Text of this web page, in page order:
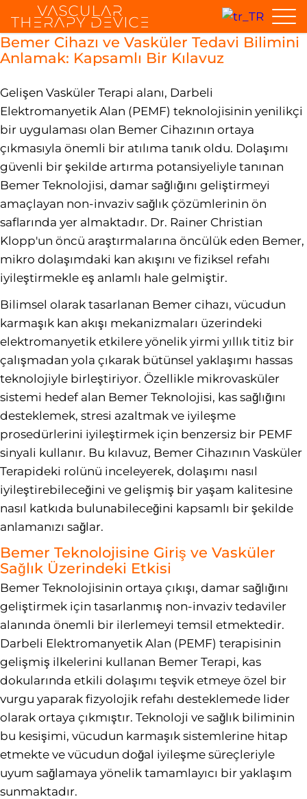
Bemer Cihazı ve Vasküler Tedavi Bilimini
Anlamak: Kapsamlı Bir Kılavuz
Gelişen Vasküler Terapi alanı, Darbeli
Elektromanyetik Alan (PEMF) teknolojisinin yenilikçi
bir uygulaması olan Bemer Cihazının ortaya
çıkmasıyla önemli bir atılıma tanık oldu. Dolaşımı
güvenli bir şekilde artırma potansiyeliyle tanınan
Bemer Teknolojisi, damar sağlığını geliştirmeyi
amaçlayan non-invaziv sağlık çözümlerinin ön
saflarında yer almaktadır. Dr. Rainer Christian
Klopp'un öncü araştırmalarına öncülük eden Bemer,
mikro dolaşımdaki kan akışını ve fiziksel refahı
iyileştirmekle eş anlamlı hale gelmiştir.
Bilimsel olarak tasarlanan Bemer cihazı, vücudun
karmaşık kan akışı mekanizmaları üzerindeki
elektromanyetik etkilere yönelik yirmi yıllık titiz bir
çalışmadan yola çıkarak bütünsel yaklaşımı hassas
teknolojiyle birleştiriyor. Özellikle mikrovasküler
sistemi hedef alan Bemer Teknolojisi, kas sağlığını
desteklemek, stresi azaltmak ve iyileşme
prosedürlerini iyileştirmek için benzersiz bir PEMF
sinyali kullanır. Bu kılavuz, Bemer Cihazının Vasküler
Terapideki rolünü inceleyerek, dolaşımı nasıl
iyileştirebileceğini ve gelişmiş bir yaşam kalitesine
nasıl katkıda bulunabileceğini kapsamlı bir şekilde
anlamanızı sağlar.
Bemer Teknolojisine Giriş ve Vasküler
Sağlık Üzerindeki Etkisi
Bemer Teknolojisinin ortaya çıkışı, damar sağlığını
geliştirmek için tasarlanmış non-invaziv tedaviler
alanında önemli bir ilerlemeyi temsil etmektedir.
Darbeli Elektromanyetik Alan (PEMF) terapisinin
gelişmiş ilkelerini kullanan Bemer Terapi, kas
dokularında etkili dolaşımı teşvik etmeye özel bir
vurgu yaparak fizyolojik refahı desteklemede lider
olarak ortaya çıkmıştır. Teknoloji ve sağlık biliminin
bu kesişimi, vücudun karmaşık sistemlerine hitap
etmekte ve vücudun doğal iyileşme süreçleriyle
uyum sağlamaya yönelik tamamlayıcı bir yaklaşım
sunmaktadır.